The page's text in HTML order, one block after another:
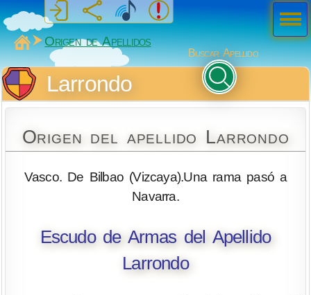
MiSabueso
Origen de Apellidos
Buscar Apellido
Larrondo
Origen del apellido Larrondo
Vasco. De Bilbao (Vizcaya).Una rama pasó a
Navarra.
Escudo de Armas del Apellido
Larrondo
Men
ú